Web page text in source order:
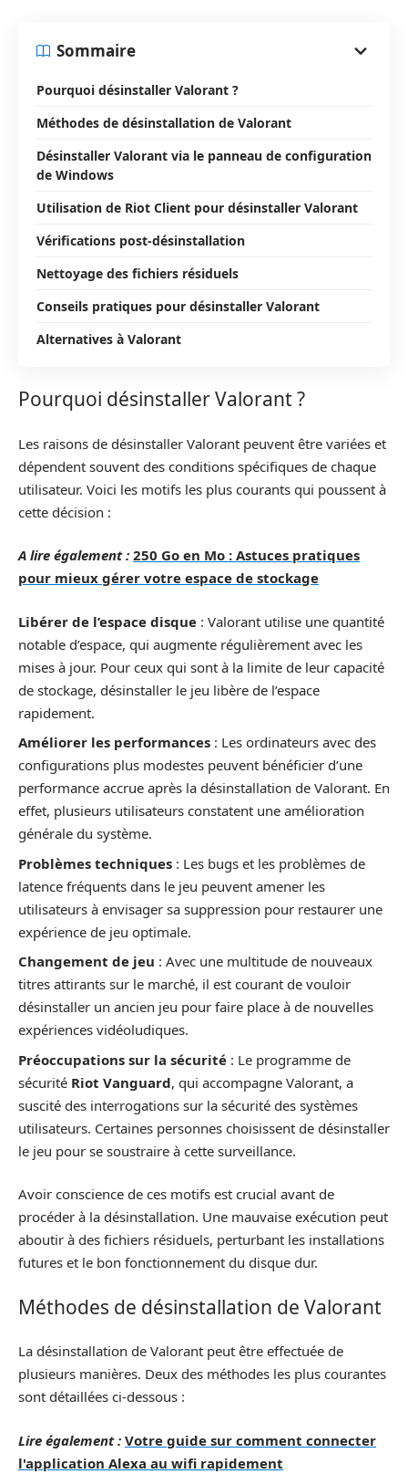
Sommaire
Pourquoi désinstaller Valorant ?
Méthodes de désinstallation de Valorant
Désinstaller Valorant via le panneau de configuration
de Windows
Utilisation de Riot Client pour désinstaller Valorant
Vérifications post-désinstallation
Nettoyage des fichiers résiduels
Conseils pratiques pour désinstaller Valorant
Alternatives à Valorant
Pourquoi désinstaller Valorant ?
Les raisons de désinstaller Valorant peuvent être variées et
dépendent souvent des conditions spécifiques de chaque
utilisateur. Voici les motifs les plus courants qui poussent à
cette décision :
A lire également : 250 Go en Mo : Astuces pratiques
pour mieux gérer votre espace de stockage
Libérer de l’espace disque : Valorant utilise une quantité
notable d’espace, qui augmente régulièrement avec les
mises à jour. Pour ceux qui sont à la limite de leur capacité
de stockage, désinstaller le jeu libère de l’espace
rapidement.
Améliorer les performances : Les ordinateurs avec des
configurations plus modestes peuvent bénéficier d’une
performance accrue après la désinstallation de Valorant. En
effet, plusieurs utilisateurs constatent une amélioration
générale du système.
Problèmes techniques : Les bugs et les problèmes de
latence fréquents dans le jeu peuvent amener les
utilisateurs à envisager sa suppression pour restaurer une
expérience de jeu optimale.
Changement de jeu : Avec une multitude de nouveaux
titres attirants sur le marché, il est courant de vouloir
désinstaller un ancien jeu pour faire place à de nouvelles
expériences vidéoludiques.
Préoccupations sur la sécurité : Le programme de
sécurité Riot Vanguard, qui accompagne Valorant, a
suscité des interrogations sur la sécurité des systèmes
utilisateurs. Certaines personnes choisissent de désinstaller
le jeu pour se soustraire à cette surveillance.
Avoir conscience de ces motifs est crucial avant de
procéder à la désinstallation. Une mauvaise exécution peut
aboutir à des fichiers résiduels, perturbant les installations
futures et le bon fonctionnement du disque dur.
Méthodes de désinstallation de Valorant
La désinstallation de Valorant peut être effectuée de
plusieurs manières. Deux des méthodes les plus courantes
sont détaillées ci-dessous :
Lire également : Votre guide sur comment connecter
l'application Alexa au wifi rapidement